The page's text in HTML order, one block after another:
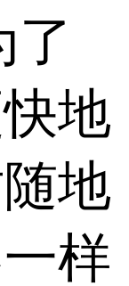
了
地
地
样